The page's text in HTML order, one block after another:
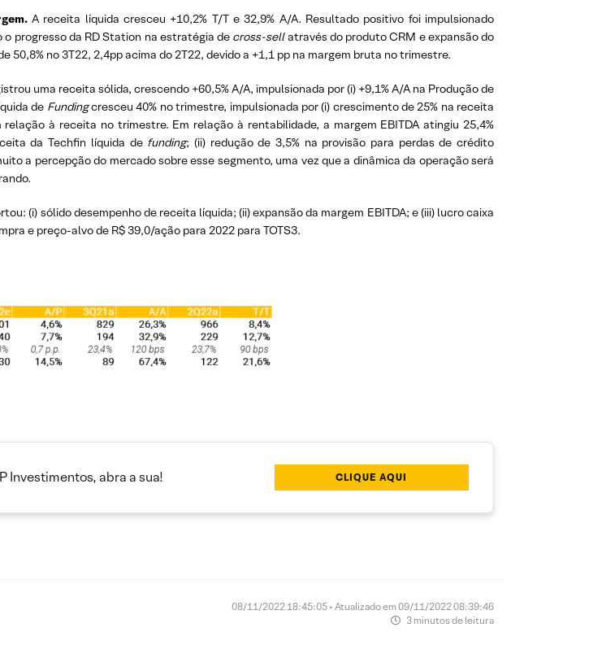
A receita líquida cresceu +10,2% T/T e 32,9% A/A. Resultado positivo foi impulsionado
progresso da RD Station na estratégia de cross-sellatravés do produto CRM e expansão do
no 3T22, 2,4pp acima do 2T22, devido a +1,1 pp na margem bruta no trimestre.
uma receita sólida, crescendo +60,5% A/A, impulsionada por (i) +9,1% A/A na Produção de
de Fundingcresceu 40% no trimestre, impulsionada por (i) crescimento de 25% na receita
relação à receita no trimestre. Em relação à rentabilidade, a margem EBITDA atingiu 25,4%
da Techfin líquida de funding; (ii) redução de 3,5% na provisão para perdas de crédito
a percepção do mercado sobre esse segmento, uma vez que a dinâmica da operação será
(i) sólido desempenho de receita líquida; (ii) expansão da margem EBITDA; e (iii) lucro caixa
e preço-alvo de R$ 39,0/ação para 2022 para TOTS3.
Investimentos, abra a sua! CLIQUE AQUI
08/11/2022 18:45:05 • Atualizado em 09/11/2022 08:39:46
3 minutos de leitura